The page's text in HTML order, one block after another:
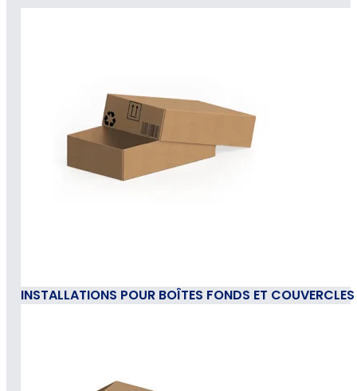
INSTALLATIONS POUR BOÎTES FONDS ET COUVERCLES